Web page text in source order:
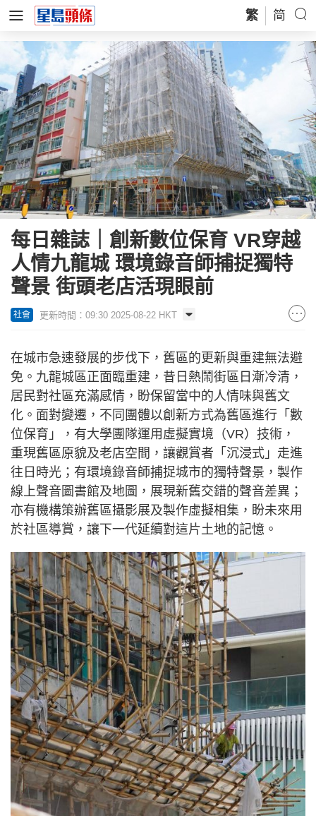
繁 简
每日雜誌｜創新數位保育 VR穿越
人情九龍城 環境錄音師捕捉獨特
聲景 街頭老店活現眼前
社會 更新時間：09:30 2025-08-22 HKT
在城市急速發展的步伐下，舊區的更新與重建無法避
免。九龍城區正面臨重建，昔日熱鬧街區日漸冷清，
居民對社區充滿感情，盼保留當中的人情味與舊文
化。面對變遷，不同團體以創新方式為舊區進行「數
位保育」，有大學團隊運用虛擬實境（VR）技術，
重現舊區原貌及老店空間，讓觀賞者「沉浸式」走進
往日時光；有環境錄音師捕捉城市的獨特聲景，製作
線上聲音圖書館及地圖，展現新舊交錯的聲音差異；
亦有機構策辦舊區攝影展及製作虛擬相集，盼未來用
於社區導賞，讓下一代延續對這片土地的記憶。